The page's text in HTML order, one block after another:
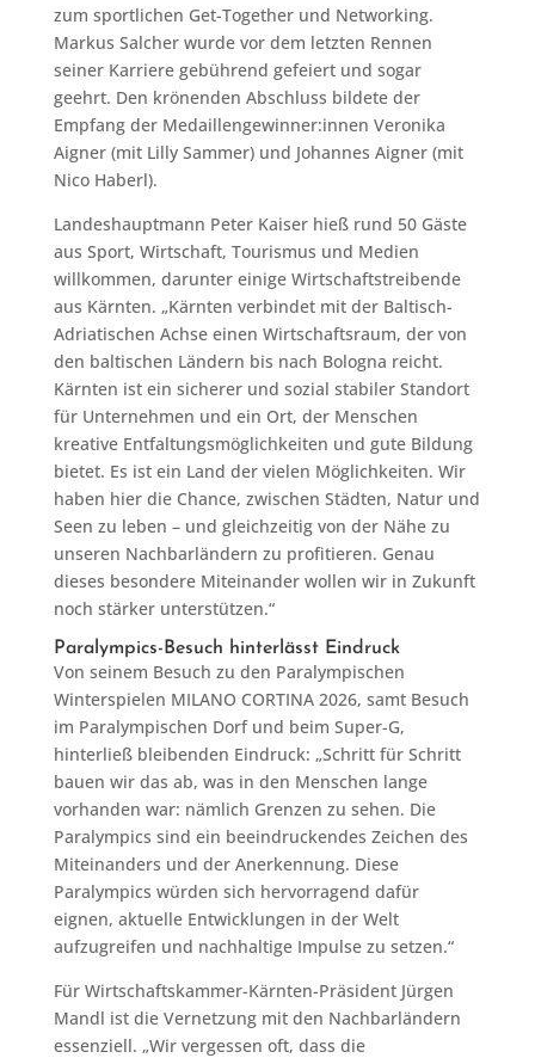
zum sportlichen Get-Together und Networking.
Markus Salcher wurde vor dem letzten Rennen
seiner Karriere gebührend gefeiert und sogar
geehrt. Den krönenden Abschluss bildete der
Empfang der Medaillengewinner:innen Veronika
Aigner (mit Lilly Sammer) und Johannes Aigner (mit
Nico Haberl).
Landeshauptmann Peter Kaiser hieß rund 50 Gäste
aus Sport, Wirtschaft, Tourismus und Medien
willkommen, darunter einige Wirtschaftstreibende
aus Kärnten. „Kärnten verbindet mit der Baltisch-
Adriatischen Achse einen Wirtschaftsraum, der von
den baltischen Ländern bis nach Bologna reicht.
Kärnten ist ein sicherer und sozial stabiler Standort
für Unternehmen und ein Ort, der Menschen
kreative Entfaltungsmöglichkeiten und gute Bildung
bietet. Es ist ein Land der vielen Möglichkeiten. Wir
haben hier die Chance, zwischen Städten, Natur und
Seen zu leben – und gleichzeitig von der Nähe zu
unseren Nachbarländern zu profitieren. Genau
dieses besondere Miteinander wollen wir in Zukunft
noch stärker unterstützen.“
Paralympics-Besuch hinterlässt Eindruck
Von seinem Besuch zu den Paralympischen
Winterspielen MILANO CORTINA 2026, samt Besuch
im Paralympischen Dorf und beim Super-G,
hinterließ bleibenden Eindruck: „Schritt für Schritt
bauen wir das ab, was in den Menschen lange
vorhanden war: nämlich Grenzen zu sehen. Die
Paralympics sind ein beeindruckendes Zeichen des
Miteinanders und der Anerkennung. Diese
Paralympics würden sich hervorragend dafür
eignen, aktuelle Entwicklungen in der Welt
aufzugreifen und nachhaltige Impulse zu setzen.“
Für Wirtschaftskammer-Kärnten-Präsident Jürgen
Mandl ist die Vernetzung mit den Nachbarländern
essenziell. „Wir vergessen oft, dass die